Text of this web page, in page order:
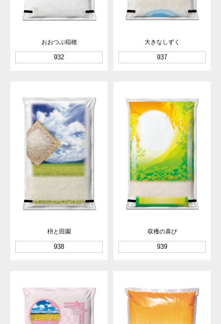
おおつぶ稲穂
932
大きなしずく
937
枡と田園
938
収穫の喜び
939